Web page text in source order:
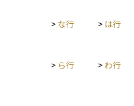
> な行 > は行
> ら行 > わ行